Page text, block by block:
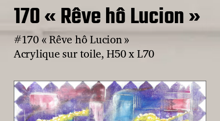
170 « Rêve hô Lucion »
#170 « Rêve hô Lucion »
Acrylique sur toile, H50 x L70